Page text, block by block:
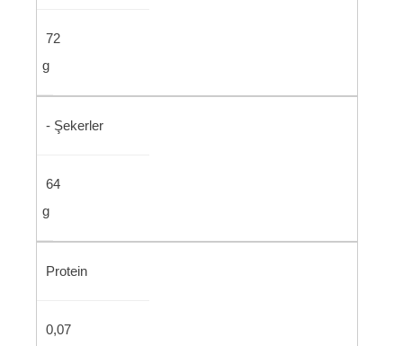
72
g
- Şekerler
64
g
Protein
0,07